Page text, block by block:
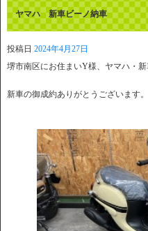
ヤマハ 新車ビーノ納車
投稿日 2024年4月27日
堺市南区にお住まいY様、ヤマハ・新
新車の御成約ありがとうございます。